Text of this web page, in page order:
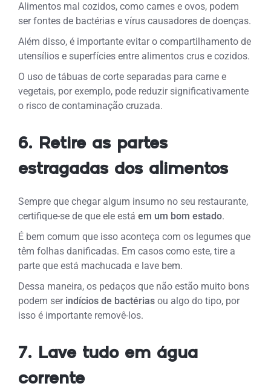
Alimentos mal cozidos, como carnes e ovos, podem
ser fontes de bactérias e vírus causadores de doenças.
Além disso, é importante evitar o compartilhamento de
utensílios e superfícies entre alimentos crus e cozidos.
O uso de tábuas de corte separadas para carne e
vegetais, por exemplo, pode reduzir significativamente
o risco de contaminação cruzada.
6. Retire as partes
estragadas dos alimentos
Sempre que chegar algum insumo no seu restaurante,
certifique-se de que ele está em um bom estado.
É bem comum que isso aconteça com os legumes que
têm folhas danificadas. Em casos como este, tire a
parte que está machucada e lave bem.
Dessa maneira, os pedaços que não estão muito bons
podem ser indícios de bactérias ou algo do tipo, por
isso é importante removê-los.
7. Lave tudo em água
corrente